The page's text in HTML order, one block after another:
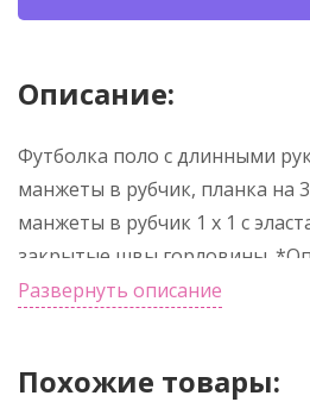
Описание:
Футболка поло с длинными
манжеты в рубчик, планка на
манжеты в рубчик 1 x 1 с
закрытые швы горловины.
Развернуть описание
Похожие товары: